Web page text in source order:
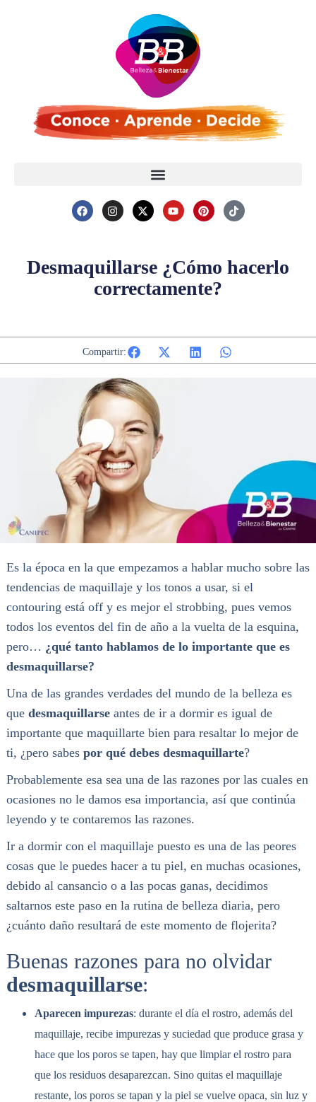
Desmaquillarse ¿Cómo hacerlo
correctamente?
Compartir:
Es la época en la que empezamos a hablar mucho sobre las
tendencias de maquillaje y los tonos a usar, si el
contouring está off y es mejor el strobbing, pues vemos
todos los eventos del fin de año a la vuelta de la esquina,
pero… ¿qué tanto hablamos de lo importante que es
desmaquillarse?
Una de las grandes verdades del mundo de la belleza es
que desmaquillarseantes de ir a dormir es igual de
importante que maquillarte bien para resaltar lo mejor de
ti, ¿pero sabes por qué debes desmaquillarte?
Probablemente esa sea una de las razones por las cuales en
ocasiones no le damos esa importancia, así que continúa
leyendo y te contaremos las razones.
Ir a dormir con el maquillaje puesto es una de las peores
cosas que le puedes hacer a tu piel, en muchas ocasiones,
debido al cansancio o a las pocas ganas, decidimos
saltarnos este paso en la rutina de belleza diaria, pero
¿cuánto daño resultará de este momento de flojerita?
Buenas razones para no olvidar
desmaquillarse:
Aparecen impurezas: durante el día el rostro, además del
maquillaje, recibe impurezas y suciedad que produce grasa y
hace que los poros se tapen, hay que limpiar el rostro para
que los residuos desaparezcan. Sino quitas el maquillaje
restante, los poros se tapan y la piel se vuelve opaca, sin luz y